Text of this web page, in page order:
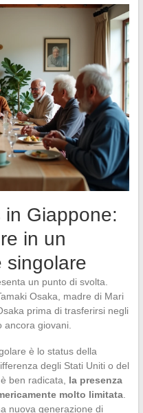
Giappone:
in un
singolare
un punto di svolta.
Osaka, madre di Mari
prima di trasferirsi negli
ancora giovani.
è lo status della
degli Stati Uniti o del
ben radicata, la presenza
molto limitata.
nuova generazione di